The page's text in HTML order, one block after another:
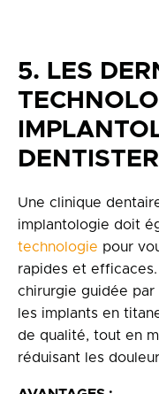
5. LES
Une clinique
implantologie doit
technologie pour
rapides et
chirurgie guidée par
les implants en
de qualité, tout en
réduisant les